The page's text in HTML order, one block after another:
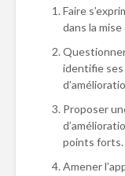
Faire
dans la
identifie
Proposer
points forts.
Amener